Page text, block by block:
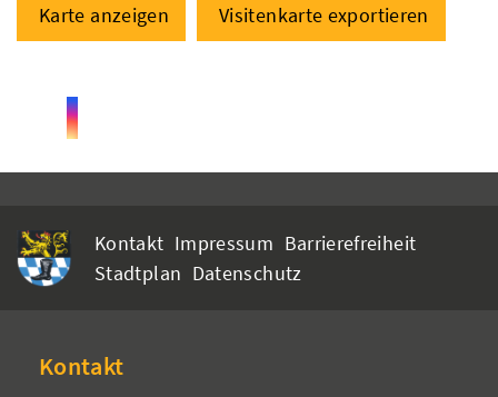
Karte anzeigen Visitenkarte exportieren
Kontakt Impressum Barrierefreiheit
Stadtplan Datenschutz
Kontakt